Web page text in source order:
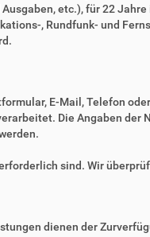
etc.), für 22
, Rundfunk- und
E-Mail, Telefon
Die Angaben
sind. Wir
dienen der